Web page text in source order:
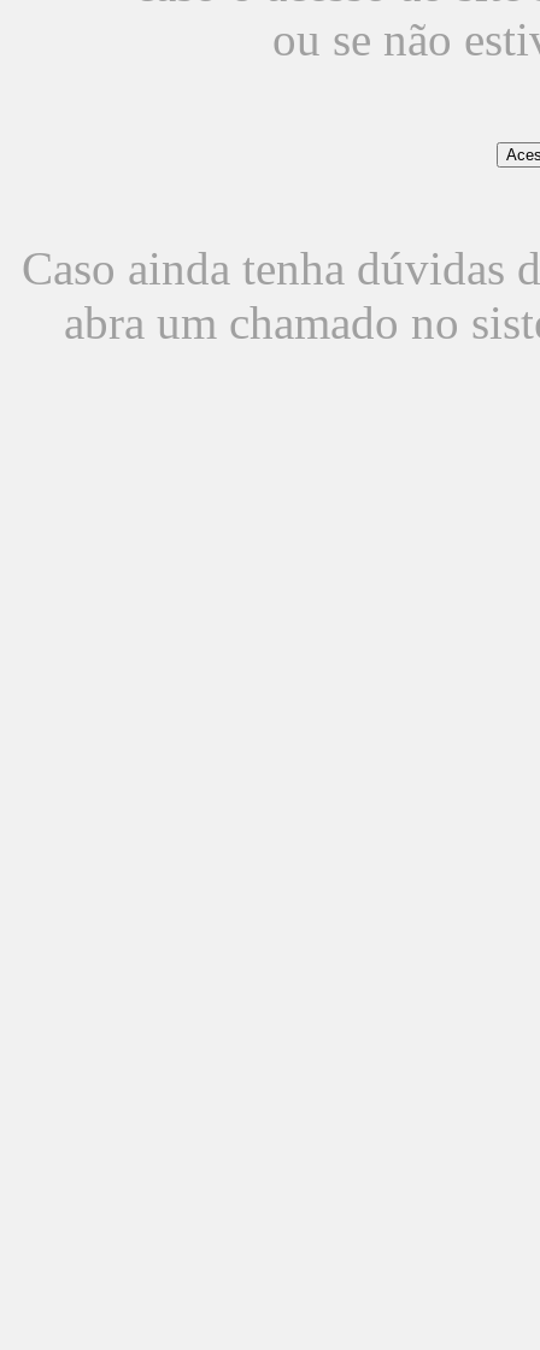
ou se não
Caso ainda tenha dúvidas
abra um chamado no